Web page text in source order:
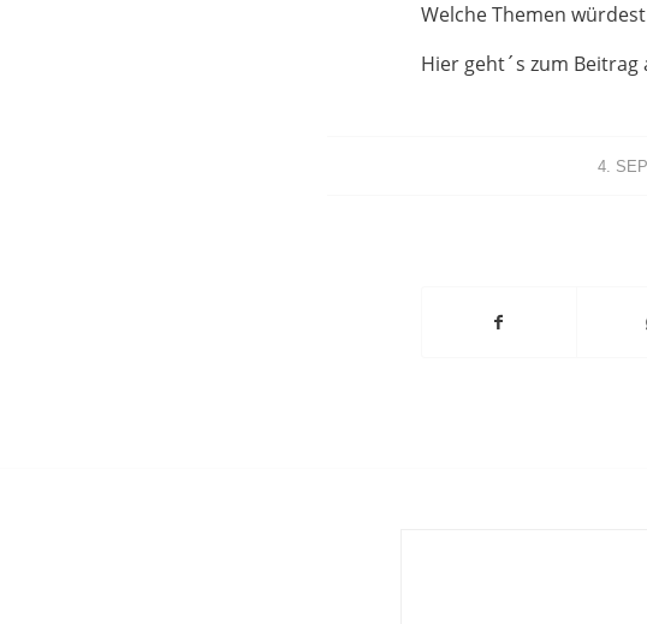
Welche Themen
Hier geht´s zum Beitrag
4.